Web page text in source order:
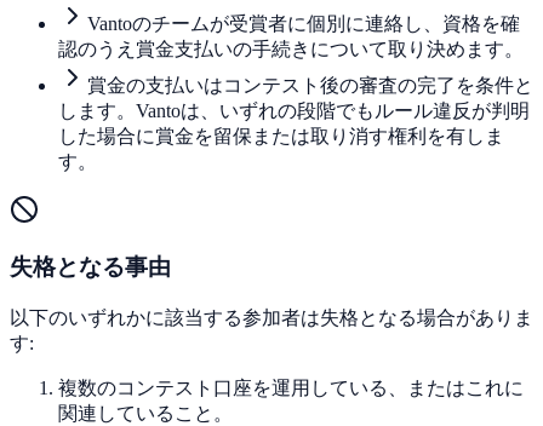
Vantoのチームが受賞者に個別に連絡し、資格を確
認のうえ賞金支払いの手続きについて取り決めます。
賞金の支払いはコンテスト後の審査の完了を条件と
します。Vantoは、いずれの段階でもルール違反が判明
した場合に賞金を留保または取り消す権利を有しま
す。
失格となる事由
以下のいずれかに該当する参加者は失格となる場合がありま
す:
複数のコンテスト口座を運用している、またはこれに
関連していること。